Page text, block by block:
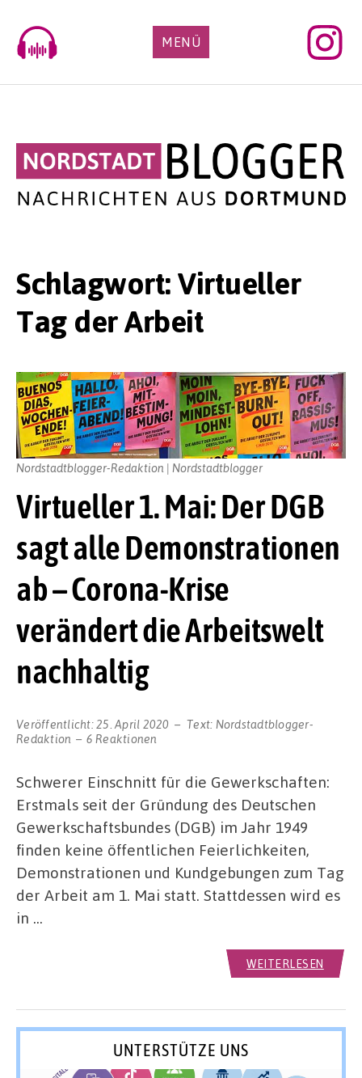
content
MENÜ
Schlagwort:Virtueller
Tag der Arbeit
Virtueller 1. Mai: Der DGB
sagt alle Demonstrationen
ab – Corona-Krise
verändert die Arbeitswelt
nachhaltig
Veröffentlicht:25. April 2020 Text: Nordstadtblogger-
Redaktion
6 Reaktionen
Nordstadtblogger-Redaktion | Nordstadtblogger
Schwerer Einschnitt für die Gewerkschaften:
Erstmals seit der Gründung des Deutschen
Gewerkschaftsbundes (DGB) im Jahr 1949
finden keine öffentlichen Feierlichkeiten,
Demonstrationen und Kundgebungen zum Tag
der Arbeit am 1. Mai statt. Stattdessen wird es
in …
WEITERLESEN
UNTERSTÜTZE UNS